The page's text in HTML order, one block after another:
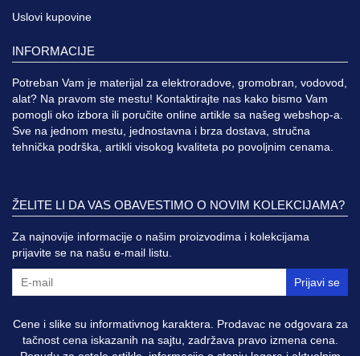
Uslovi kupovine
INFORMACIJE
Potreban Vam je materijal za elektroradove, gromobran, vodovod,
alat? Na pravom ste mestu! Kontaktirajte nas kako bismo Vam
pomogli oko izbora ili poručite online artikle sa našeg webshop-a.
Sve na jednom mestu, jednostavna i brza dostava, stručna
tehnička podrška, artikli visokog kvaliteta po povoljnim cenama.
ŽELITE LI DA VAS OBAVESTIMO O NOVIM KOLEKCIJAMA?
Za najnovije informacije o našim proizvodima i kolekcijama
prijavite se na našu e-mail listu.
Prijavi se
Cene i slike su informativnog karaktera. Prodavac ne odgovara za
tačnost cena iskazanih na sajtu, zadržava pravo izmena cena.